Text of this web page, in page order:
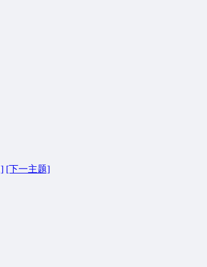
[下一主题]